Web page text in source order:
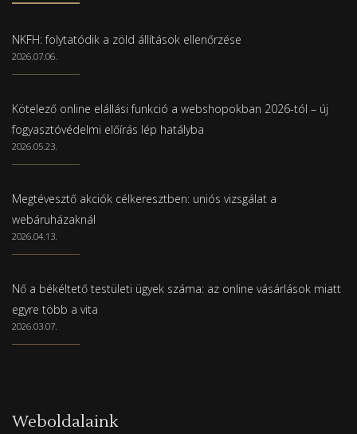
NKFH: folytatódik a zöld állítások ellenőrzése
2026.07.06.
Kötelező online elállási funkció a webshopokban 2026-tól – új
fogyasztóvédelmi előírás lép hatályba
2026.05.23.
Megtévesztő akciók célkeresztben: uniós vizsgálat a
webáruházaknál
2026.04.13.
Nő a békéltető testületi ügyek száma: az online vásárlások miatt
egyre több a vita
2026.03.07.
Weboldalaink